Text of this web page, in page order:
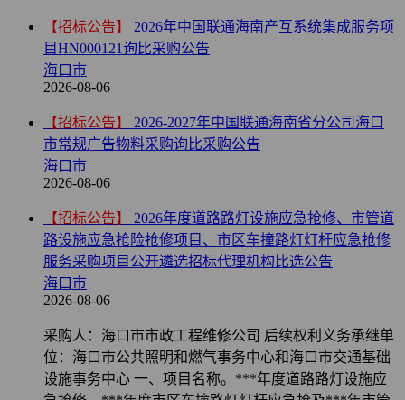
【招标公告】
2026年中国联通海南产互系统集成服务项
目HN000121询比采购公告
海口市
2026-08-06
【招标公告】
2026-2027年中国联通海南省分公司海口
市常规广告物料采购询比采购公告
海口市
2026-08-06
【招标公告】
2026年度道路路灯设施应急抢修、市管道
路设施应急抢险抢修项目、市区车撞路灯灯杆应急抢修
服务采购项目公开遴选招标代理机构比选公告
海口市
2026-08-06
采购人：海口市市政工程维修公司 后续权利义务承继单
位：海口市公共照明和燃气事务中心和海口市交通基础
设施事务中心 一、项目名称。***年度道路路灯设施应